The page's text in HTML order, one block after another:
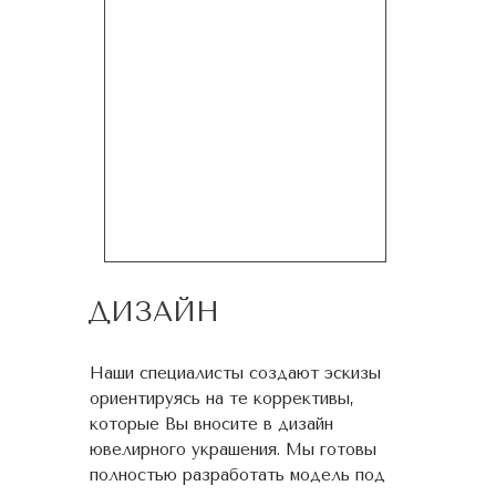
ДИЗАЙН
Наши специалисты создают эскизы
ориентируясь на те коррективы,
которые Вы вносите в дизайн
ювелирного украшения. Мы готовы
полностью разработать модель под